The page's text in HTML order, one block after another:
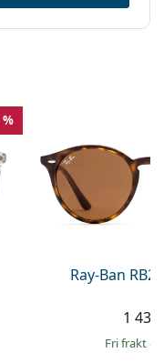
%
Ray-Ban
1
Fri frakt&